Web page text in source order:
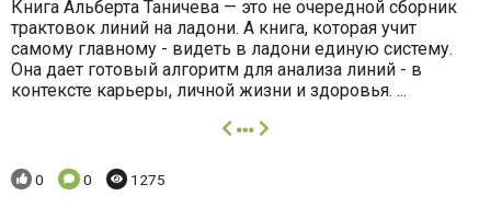
Книга Альберта Таничева — это не очередной сборник
трактовок линий на ладони. А книга, которая учит
самому главному - видеть в ладони единую систему.
Она дает готовый алгоритм для анализа линий - в
контексте карьеры, личной жизни и здоровья. ...
далее
Понравилось:
0 Комментариев:
0 Просмотров:
1275